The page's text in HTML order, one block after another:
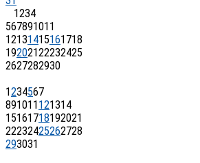
1234
567891011
12131415161718
19202122232425
2627282930
1234567
891011 121314
15161718192021
22232425262728
293031